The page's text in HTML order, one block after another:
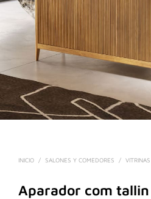
INICIO / SALONES Y COMEDORES /
Aparador com